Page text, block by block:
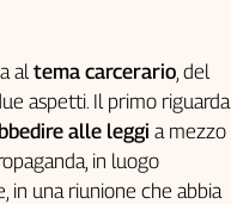
al tema carcerario , del
aspetti. Il primo riguarda
alle leggi a mezzo
in luogo
in una riunione che abbia